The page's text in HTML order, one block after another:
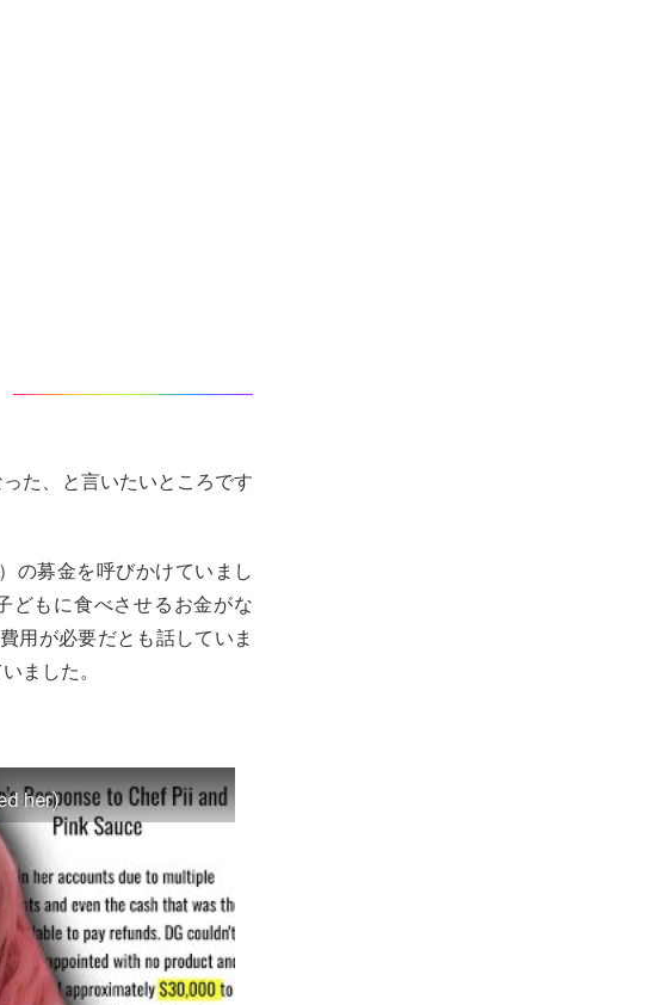
た、と言いたいところです
の募金を呼びかけていまし
どもに食べさせるお金がな
用が必要だとも話していま
ました。
her)